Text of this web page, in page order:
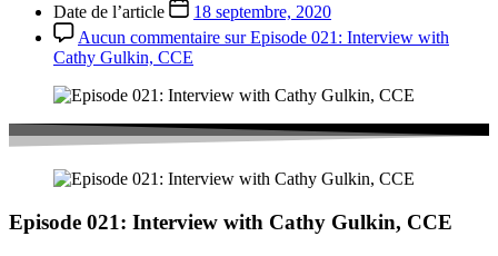
Date de l’article
18 septembre, 2020
Aucun commentaire sur Episode 021: Interview with
Cathy Gulkin, CCE
Episode 021: Interview with Cathy Gulkin, CCE